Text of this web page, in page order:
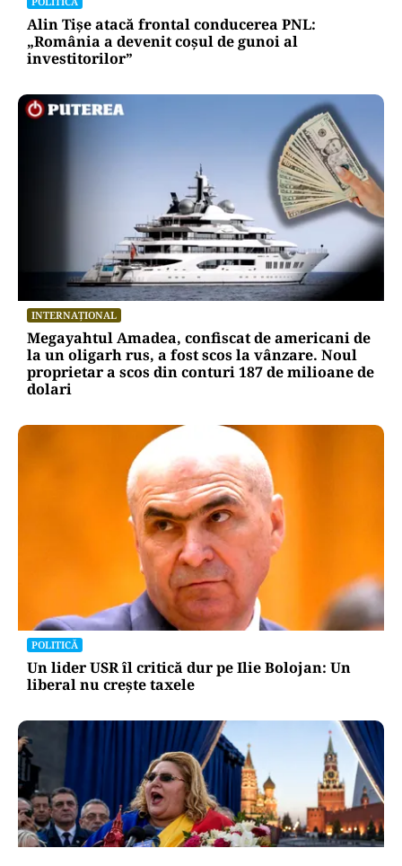
Alin Tișe atacă frontal conducerea PNL:
„România a devenit coșul de gunoi al
investitorilor”
INTERNAȚIONAL
Megayahtul Amadea, confiscat de americani de
la un oligarh rus, a fost scos la vânzare. Noul
proprietar a scos din conturi 187 de milioane de
dolari
POLITICĂ
Un lider USR îl critică dur pe Ilie Bolojan: Un
liberal nu crește taxele